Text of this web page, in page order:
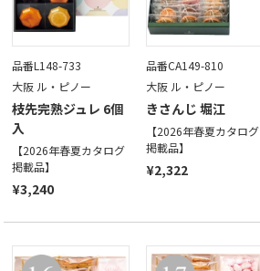
品番L148-733
大阪 ル・ピノー
枝先完熟ジュレ 6個
入
【2026年春夏カタログ
掲載品】
¥3,240
品番CA149-810
大阪 ル・ピノー
きさんじ 堀江
【2026年春夏カタログ
掲載品】
¥2,322